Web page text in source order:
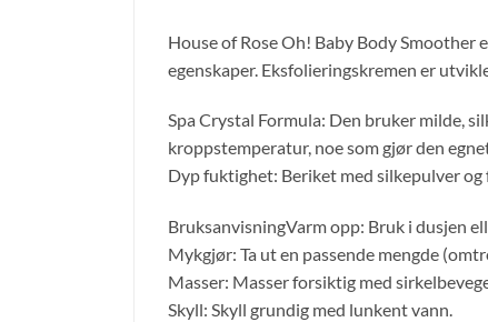
House of Rose Oh! Baby Body
egenskaper. Eksfolieringskremen er
Spa Crystal Formula: Den bruker milde,
kroppstemperatur, noe som gjør den
Dyp fuktighet: Beriket med silkepulver
BruksanvisningVarm opp: Bruk i dusjen
Mykgjør: Ta ut en passende mengde
Masser: Masser forsiktig med
Skyll: Skyll grundig med lunkent vann.